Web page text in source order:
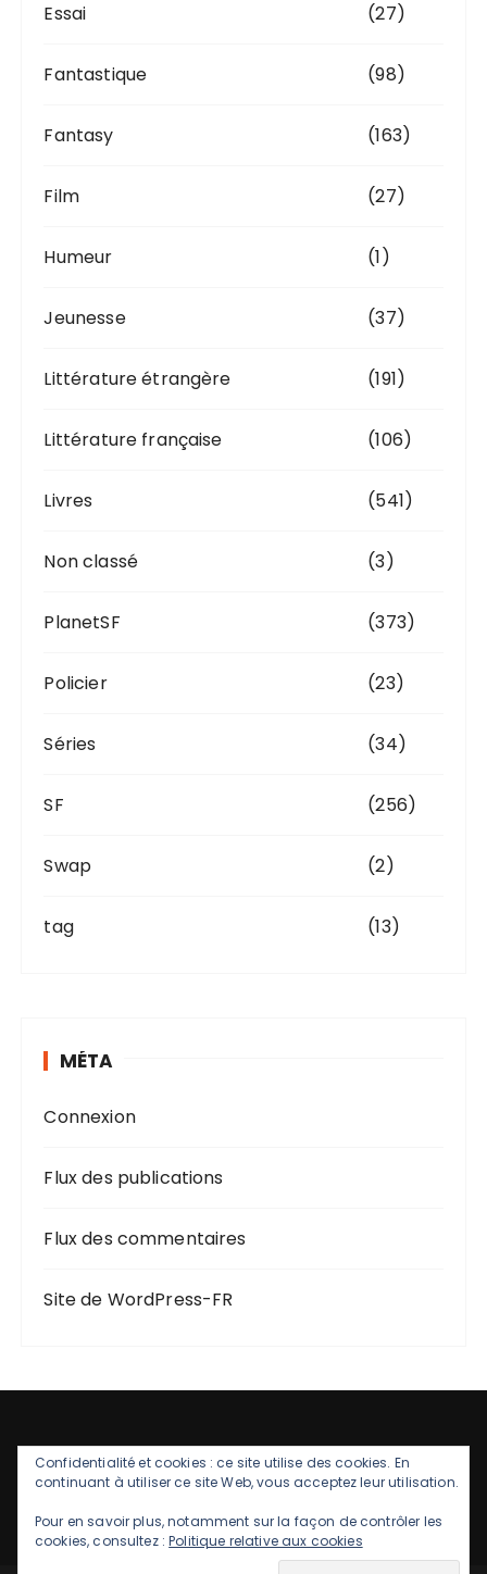
Essai (27)
Fantastique (98)
Fantasy (163)
Film (27)
Humeur (1)
Jeunesse (37)
Littérature étrangère (191)
Littérature française (106)
Livres (541)
Non classé (3)
PlanetSF (373)
Policier (23)
Séries (34)
SF (256)
Swap (2)
tag (13)
MÉTA
Connexion
Flux des publications
Flux des commentaires
Site de WordPress-FR
Confidentialité et cookies : ce site utilise des cookies. En
continuant à utiliser ce site Web, vous acceptez leur utilisation.
Pour en savoir plus, notamment sur la façon de contrôler les
cookies, consultez :Politique relative aux cookies